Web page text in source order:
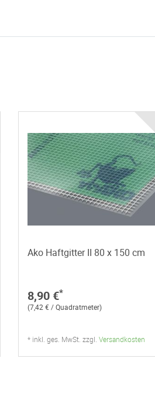
Ako Haftgitter II 80 x 150 cm
8,90 €*
(7,42 € / Quadratmeter)
* inkl. ges. MwSt. zzgl. Versandkosten